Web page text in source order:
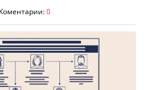
Коментарии:0